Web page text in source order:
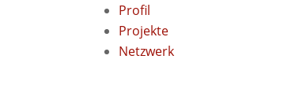
Profil
Projekte
Netzwerk